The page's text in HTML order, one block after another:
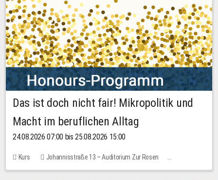
Das ist doch nicht fair! Mikropolitik und
Macht im beruflichen Alltag
24.08.2026 07:00 bis 25.08.2026 15:00
Kurs
Johannisstraße 13 – Auditorium Zur Rosen
Keine freien Plätze